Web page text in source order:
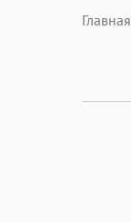
Главная